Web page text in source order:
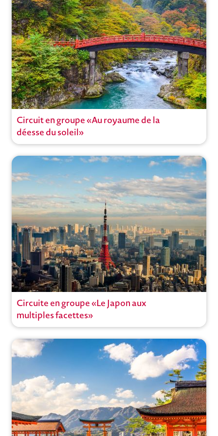
Ouvrir
Circuit
Circuit en groupe «Au royaume de la
déesse du soleil»
Japon, Kyoto
Ouvrir
Circuit
Circuite en groupe «Le Japon aux
multiples facettes»
Japon
Ouvrir